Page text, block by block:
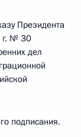
Президента
г. № 30
дел
подписания.